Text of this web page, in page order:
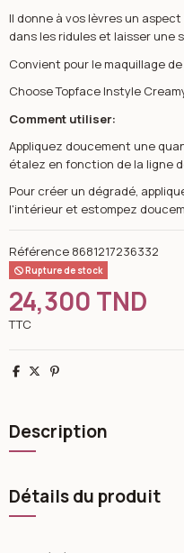
Il donne à vos lèvres un
dans les ridules et laisser une
Convient pour le maquillage
Choose Topface Instyle
Comment utiliser:
Appliquez doucement une
étalez en fonction de la ligne
Pour créer un dégradé,
l'intérieur et estompez
Référence 8681217236332
Rupture de stock
24,300 TND
TTC
Partager
TweetPinterest
Description
Détails du produit